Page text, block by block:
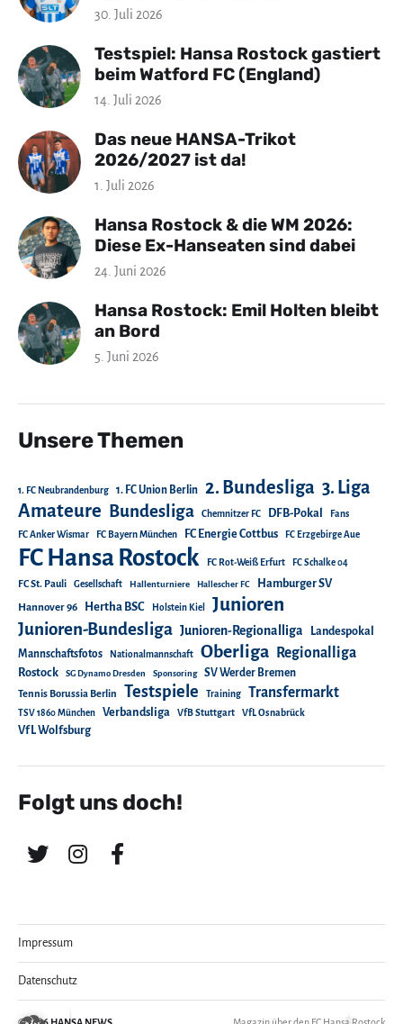
30. Juli 2026
Testspiel: Hansa Rostock gastiert
beim Watford FC (England)
14. Juli 2026
Das neue HANSA-Trikot
2026/2027 ist da!
1. Juli 2026
Hansa Rostock & die WM 2026:
Diese Ex-Hanseaten sind dabei
24. Juni 2026
Hansa Rostock: Emil Holten bleibt
an Bord
5. Juni 2026
Unsere Themen
1. FC Neubrandenburg 1. FC Union Berlin 2. Bundesliga 3. Liga
Amateure Bundesliga Chemnitzer FC DFB-Pokal Fans
FC Anker Wismar FC Bayern München FC Energie Cottbus FC Erzgebirge Aue
FC Hansa Rostock FC Rot-Weiß Erfurt FC Schalke 04
FC St. Pauli Gesellschaft Hallenturniere Hallescher FC Hamburger SV
Hannover 96 Hertha BSC Holstein Kiel Junioren
Junioren-Bundesliga Junioren-Regionalliga
Landespokal
Mannschaftsfotos
Nationalmannschaft Oberliga Regionalliga
Rostock SG Dynamo Dresden Sponsoring SV Werder Bremen
Tennis Borussia Berlin Testspiele Training Transfermarkt
TSV 1860 München Verbandsliga VfB Stuttgart VfL Osnabrück
VfL Wolfsburg
Folgt uns doch!
Impressum
Datenschutz